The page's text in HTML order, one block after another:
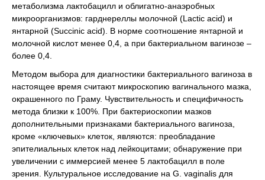
метаболизма лактобацилл и облигатно-анаэробных
микроорганизмов: гарднереллы молочной (Lactic acid) и
янтарной (Succinic acid). В норме соотношение янтарной и
молочной кислот менее 0,4, а при бактериальном вагинозе –
более 0,4.
Методом выбора для диагностики бактериального вагиноза в
настоящее время считают микроскопию вагинального мазка,
окрашенного по Граму. Чувствительность и специфичность
метода близки к 100%. При бактериоскопии мазков
дополнительными признаками бактериального вагиноза,
кроме «ключевых» клеток, являются: преобладание
эпителиальных клеток над лейкоцитами; обнаружение при
увеличении с иммерсией менее 5 лактобацилл в поле
зрения. Культуральное исследование на G. vaginalis для